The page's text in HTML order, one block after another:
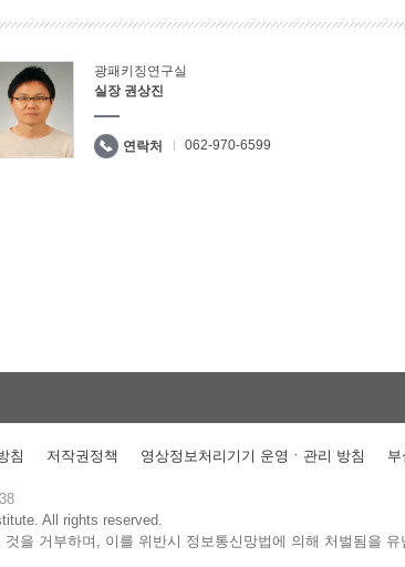
광패키징연구실
실장 권상진
연락처 062-970-6599
침 저작권정책 영상정보처리기기 운영ㆍ관리 방침
All rights reserved.
을 거부하며, 이를 위반시 정보통신망법에 의해 처벌됨을 유